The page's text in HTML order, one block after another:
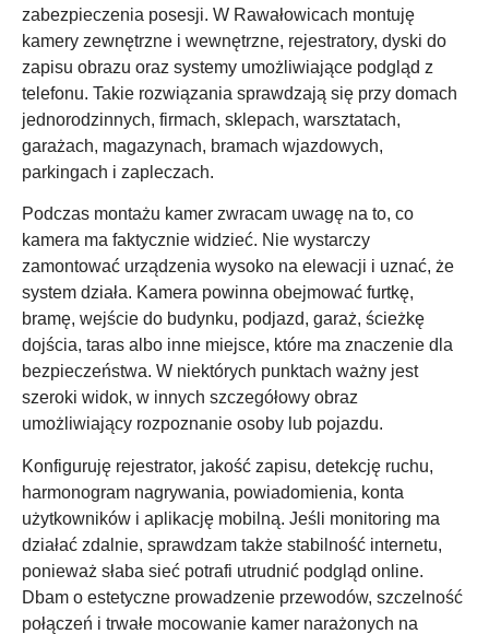
zabezpieczenia posesji. W Rawałowicach montuję
kamery zewnętrzne i wewnętrzne, rejestratory, dyski do
zapisu obrazu oraz systemy umożliwiające podgląd z
telefonu. Takie rozwiązania sprawdzają się przy domach
jednorodzinnych, firmach, sklepach, warsztatach,
garażach, magazynach, bramach wjazdowych,
parkingach i zapleczach.
Podczas montażu kamer zwracam uwagę na to, co
kamera ma faktycznie widzieć. Nie wystarczy
zamontować urządzenia wysoko na elewacji i uznać, że
system działa. Kamera powinna obejmować furtkę,
bramę, wejście do budynku, podjazd, garaż, ścieżkę
dojścia, taras albo inne miejsce, które ma znaczenie dla
bezpieczeństwa. W niektórych punktach ważny jest
szeroki widok, w innych szczegółowy obraz
umożliwiający rozpoznanie osoby lub pojazdu.
Konfiguruję rejestrator, jakość zapisu, detekcję ruchu,
harmonogram nagrywania, powiadomienia, konta
użytkowników i aplikację mobilną. Jeśli monitoring ma
działać zdalnie, sprawdzam także stabilność internetu,
ponieważ słaba sieć potrafi utrudnić podgląd online.
Dbam o estetyczne prowadzenie przewodów, szczelność
połączeń i trwałe mocowanie kamer narażonych na